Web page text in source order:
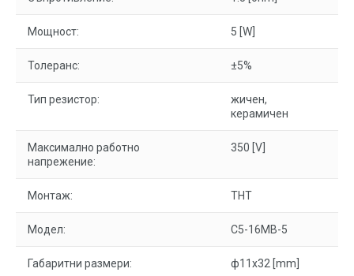
Мощност: 5 [W]
Толеранс: ±5%
Тип резистор:
жичен,
керамичен
Максимално работно
напрежение:
350 [V]
Монтаж: THT
Модел: С5-16МВ-5
Габаритни размери: ф11x32 [mm]